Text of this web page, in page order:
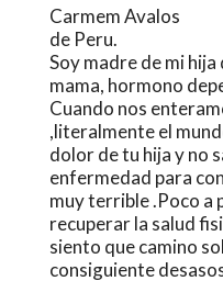
Carmem Avalos
de Peru.
Soy madre de mi hija
mama, hormono
Cuando nos
,literalmente el
dolor de tu hija y no
enfermedad para
muy terrible .Poco a
recuperar la salud
siento que camino
consiguiente